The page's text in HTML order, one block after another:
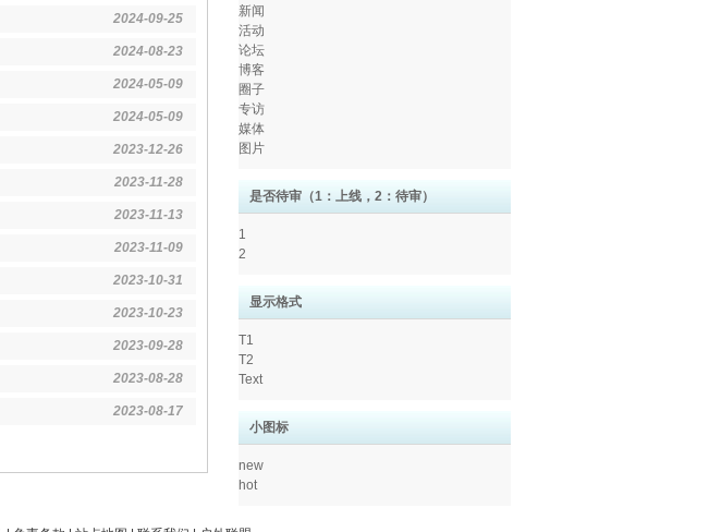
2024-09-25
2024-08-23
2024-05-09
2024-05-09
2023-12-26
2023-11-28
2023-11-13
2023-11-09
2023-10-31
2023-10-23
2023-09-28
2023-08-28
2023-08-17
新闻
活动
论坛
博客
圈子
专访
媒体
图片
是否待审（1：上线，2：待审）
1
2
显示格式
T1
T2
Text
小图标
new
hot